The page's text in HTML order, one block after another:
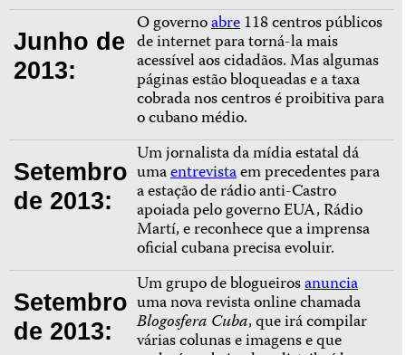
Junho de
2013:
O governoabre118 centros públicos
de internet para torná-la mais
acessível aos cidadãos. Mas algumas
páginas estão bloqueadas e a taxa
cobrada nos centros é proibitiva para
o cubano médio.
Setembro
de 2013:
Um jornalista da mídia estatal dá
umaentrevistaem precedentes para
a estação de rádio anti-Castro
apoiada pelo governo EUA, Rádio
Martí, e reconhece que a imprensa
oficial cubana precisa evoluir.
Setembro
de 2013:
Um grupo de blogueirosanuncia
uma nova revista online chamada
Blogosfera Cuba, que irá compilar
várias colunas e imagens e que